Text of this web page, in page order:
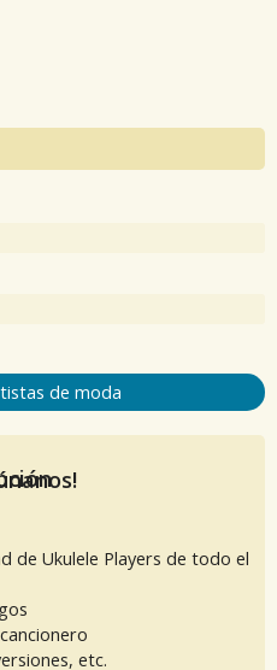
de moda
de Ukulele Players de todo el
etc.